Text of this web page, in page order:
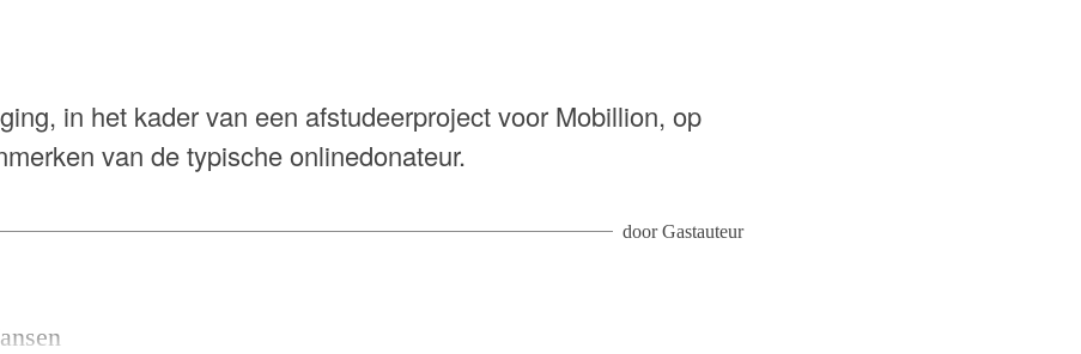
in het kader van een afstudeerproject voor Mobillion, op
van de typische onlinedonateur.
doorGastauteur